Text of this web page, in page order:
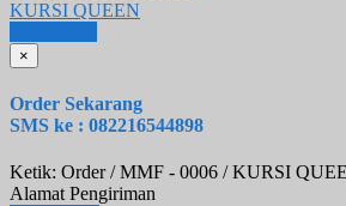
KURSI QUEEN
×
Order Sekarang
SMS ke : 082216544898
Ketik: Order / MMF - 0006 / KURSI
Alamat Pengiriman